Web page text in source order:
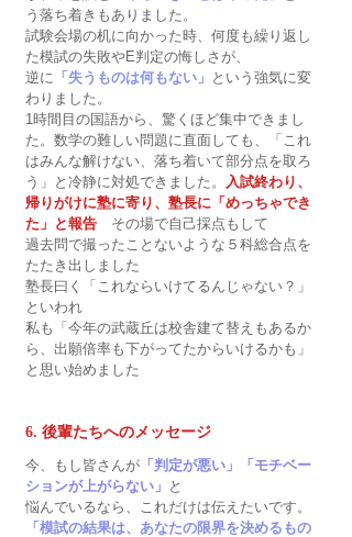
う落ち着きもありました。
試験会場の机に向かった時、何度も繰り返し
た模試の失敗やE判定の悔しさが、
逆に 「失うものは何もない」 という強気に変
わりました。
1時間目の国語から、驚くほど集中できまし
た。数学の難しい問題に直面しても、「これ
はみんな解けない、落ち着いて部分点を取ろ
う」と冷静に対処できました。
入試終わり、
帰りがけに塾に寄り、塾長に「めっちゃでき
た」と報告 その場で自己採点もして
過去問で撮ったことないような５科総合点を
たたき出しました
塾長曰く「これならいけてるんじゃない？」
といわれ
私も「今年の武蔵丘は校舎建て替えもあるか
ら、出願倍率も下がってたからいけるかも」
と思い始めました
6. 後輩たちへのメッセージ
今、もし皆さんが 「判定が悪い」「モチベー
ションが上がらない」 と
悩んでいるなら、これだけは伝えたいです。
「模試の結果は、あなたの限界を決めるもの